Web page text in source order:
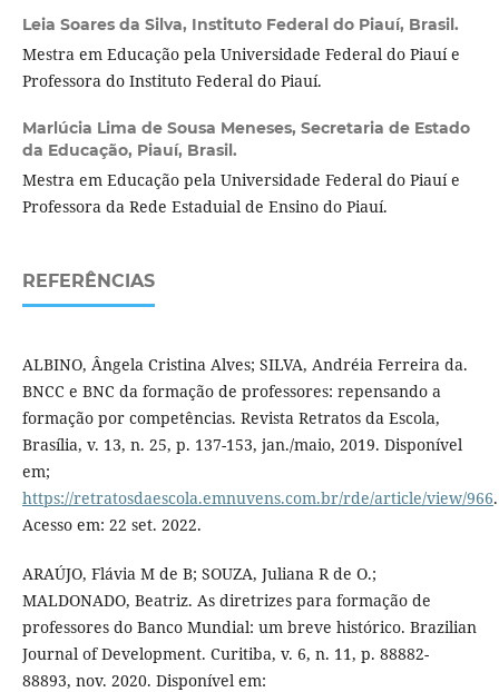
Leia Soares da Silva, Instituto Federal do Piauí, Brasil.
Mestra em Educação pela Universidade Federal do Piauí e
Professora do Instituto Federal do Piauí.
Marlúcia Lima de Sousa Meneses, Secretaria de Estado
da Educação, Piauí, Brasil.
Mestra em Educação pela Universidade Federal do Piauí e
Professora da Rede Estaduial de Ensino do Piauí.
REFERÊNCIAS
ALBINO, Ângela Cristina Alves; SILVA, Andréia Ferreira da.
BNCC e BNC da formação de professores: repensando a
formação por competências. Revista Retratos da Escola,
Brasília, v. 13, n. 25, p. 137-153, jan./maio, 2019. Disponível
em;
https://retratosdaescola.emnuvens.com.br/rde/article/view/966.
Acesso em: 22 set. 2022.
ARAÚJO, Flávia M de B; SOUZA, Juliana R de O.;
MALDONADO, Beatriz. As diretrizes para formação de
professores do Banco Mundial: um breve histórico. Brazilian
Journal of Development. Curitiba, v. 6, n. 11, p. 88882-
88893, nov. 2020. Disponível em: